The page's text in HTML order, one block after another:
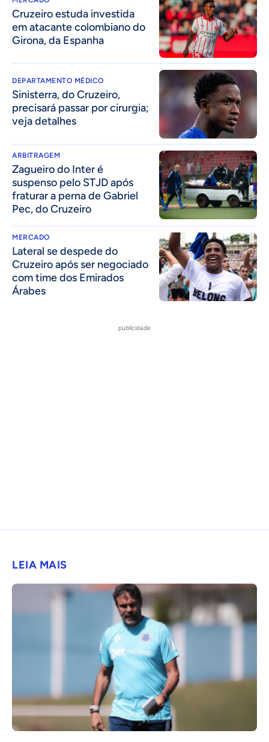
Cruzeiro estuda investida
em atacante colombiano do
Girona, da Espanha
DEPARTAMENTO MÉDICO
Sinisterra, do Cruzeiro,
precisará passar por cirurgia;
veja detalhes
ARBITRAGEM
Zagueiro do Inter é
suspenso pelo STJD após
fraturar a perna de Gabriel
Pec, do Cruzeiro
MERCADO
Lateral se despede do
Cruzeiro após ser negociado
com time dos Emirados
Árabes
publicidade
LEIA MAIS